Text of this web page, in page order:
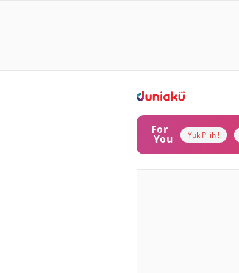
For
You Yuk Pilih !